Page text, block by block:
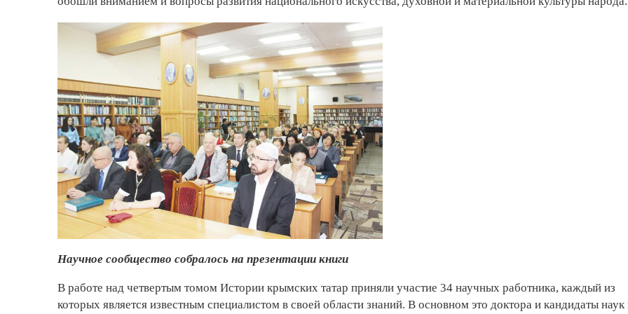
Научное сообщество собралось на презентации книги
В работе над четвертым томом Истории крымских татар приняли участие 34 научных работника, каждый из
которых является известным специалистом в своей области знаний. В основном это доктора и кандидаты наук